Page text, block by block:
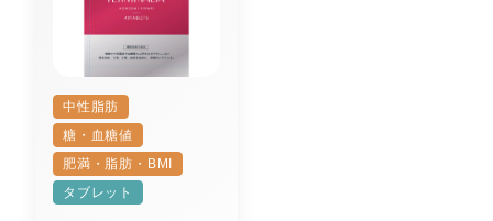
中性脂肪
糖・血糖値
肥満・脂肪・BMI
タブレット